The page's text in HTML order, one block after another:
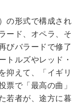
の形式で構成され
ード、オペラ、そ
びバラードで修了
トルズやレッド・
抑えて、「イギリ
票で「最高の曲」
若者が、途方に暮